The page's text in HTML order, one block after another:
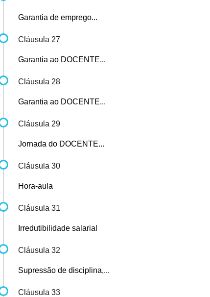
Garantia de emprego...
Cláusula 27
Garantia ao DOCENTE...
Cláusula 28
Garantia ao DOCENTE...
Cláusula 29
Jornada do DOCENTE...
Cláusula 30
Hora-aula
Cláusula 31
Irredutibilidade salarial
Cláusula 32
Supressão de disciplina,...
Cláusula 33